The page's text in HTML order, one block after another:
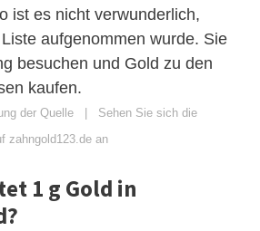
ist es nicht verwunderlich,
aufgenommen wurde. Sie
besuchen und Gold zu den
kaufen.
der Quelle | Sehen Sie sich die
zahngold123.de an
1 g Gold in